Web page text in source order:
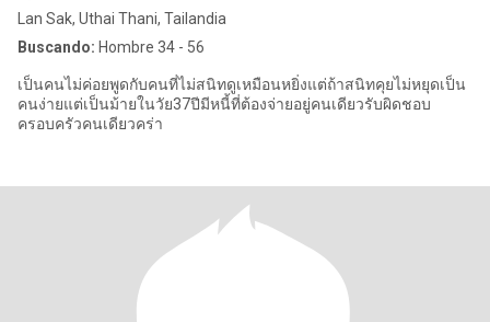
Lan Sak, Uthai Thani, Tailandia
Buscando: Hombre 34 - 56
เป็นคนไม่ค่อยพูดกับคนที่ไม่สนิทดูเหมือนหยิ่งแต่ถ้าสนิทคุยไม่หยุดเป็น
คนง่ายแต่เป็นม้ายในวัย37ปีมีหนี้ที่ต้องจ่ายอยู่คนเดียวรับผิดชอบ
ครอบครัวคนเดียวคร่า